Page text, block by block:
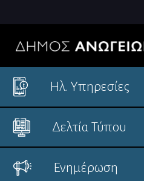
Ηλ. Υπηρεσίες
Δελτία Τύπου
Ενημέρωση